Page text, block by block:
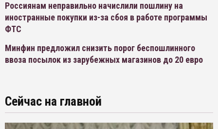
Россиянам неправильно начислили пошлину на
иностранные покупки из-за сбоя в работе программы
ФТС
Минфин предложил снизить порог беспошлинного
ввоза посылок из зарубежных магазинов до 20 евро
Сейчас на главной